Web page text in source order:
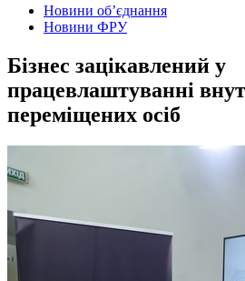
Новини об’єднання
Новини ФРУ
Бізнес зацікавлений у
працевлаштуванні
переміщених осіб